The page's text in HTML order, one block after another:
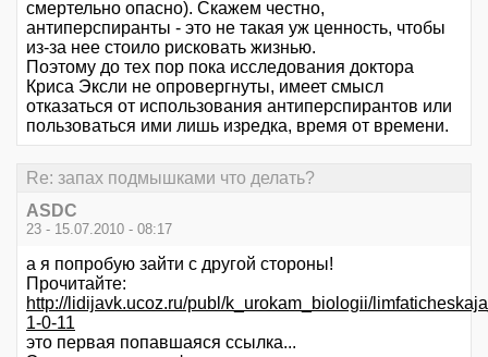
смертельно опасно). Скажем честно,
антиперспиранты - это не такая уж ценность, чтобы
из-за нее стоило рисковать жизнью.
Поэтому до тех пор пока исследования доктора
Криса Эксли не опровергнуты, имеет смысл
отказаться от использования антиперспирантов или
пользоваться ими лишь изредка, время от времени.
Re: запах подмышками что делать?
ASDC
23 - 15.07.2010 - 08:17
а я попробую зайти с другой стороны!
Прочитайте:
http://lidijavk.ucoz.ru/publ/k_urokam_biologii/
1-0-11
это первая попавшаяся ссылка...